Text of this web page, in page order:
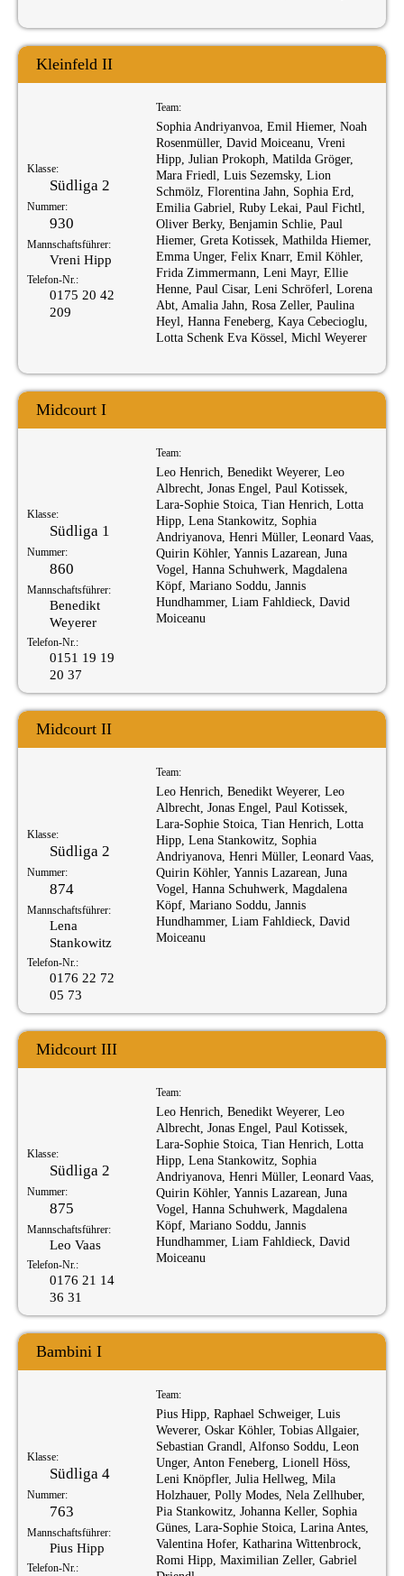
Kleinfeld II
Klasse:
Südliga 2
Nummer:
930
Mannschaftsführer:
Vreni Hipp
Telefon-Nr.:
0175 20 42
209
Team:
Sophia Andriyanvoa, Emil Hiemer, Noah
Rosenmüller, David Moiceanu, Vreni
Hipp, Julian Prokoph, Matilda Gröger,
Mara Friedl, Luis Sezemsky, Lion
Schmölz, Florentina Jahn, Sophia Erd,
Emilia Gabriel, Ruby Lekai, Paul Fichtl,
Oliver Berky, Benjamin Schlie, Paul
Hiemer, Greta Kotissek, Mathilda Hiemer,
Emma Unger, Felix Knarr, Emil Köhler,
Frida Zimmermann, Leni Mayr, Ellie
Henne, Paul Cisar, Leni Schröferl, Lorena
Abt, Amalia Jahn, Rosa Zeller, Paulina
Heyl, Hanna Feneberg, Kaya Cebecioglu,
Lotta Schenk Eva Kössel, Michl Weyerer
Midcourt I
Klasse:
Südliga 1
Nummer:
860
Mannschaftsführer:
Benedikt
Weyerer
Telefon-Nr.:
0151 19 19
20 37
Team:
Leo Henrich, Benedikt Weyerer, Leo
Albrecht, Jonas Engel, Paul Kotissek,
Lara-Sophie Stoica, Tian Henrich, Lotta
Hipp, Lena Stankowitz, Sophia
Andriyanova, Henri Müller, Leonard Vaas,
Quirin Köhler, Yannis Lazarean, Juna
Vogel, Hanna Schuhwerk, Magdalena
Köpf, Mariano Soddu, Jannis
Hundhammer, Liam Fahldieck, David
Moiceanu
Midcourt II
Klasse:
Südliga 2
Nummer:
874
Mannschaftsführer:
Lena
Stankowitz
Telefon-Nr.:
0176 22 72
05 73
Team:
Leo Henrich, Benedikt Weyerer, Leo
Albrecht, Jonas Engel, Paul Kotissek,
Lara-Sophie Stoica, Tian Henrich, Lotta
Hipp, Lena Stankowitz, Sophia
Andriyanova, Henri Müller, Leonard Vaas,
Quirin Köhler, Yannis Lazarean, Juna
Vogel, Hanna Schuhwerk, Magdalena
Köpf, Mariano Soddu, Jannis
Hundhammer, Liam Fahldieck, David
Moiceanu
Midcourt III
Klasse:
Südliga 2
Nummer:
875
Mannschaftsführer:
Leo Vaas
Telefon-Nr.:
0176 21 14
36 31
Team:
Leo Henrich, Benedikt Weyerer, Leo
Albrecht, Jonas Engel, Paul Kotissek,
Lara-Sophie Stoica, Tian Henrich, Lotta
Hipp, Lena Stankowitz, Sophia
Andriyanova, Henri Müller, Leonard Vaas,
Quirin Köhler, Yannis Lazarean, Juna
Vogel, Hanna Schuhwerk, Magdalena
Köpf, Mariano Soddu, Jannis
Hundhammer, Liam Fahldieck, David
Moiceanu
Bambini I
Klasse:
Südliga 4
Nummer:
763
Mannschaftsführer:
Pius Hipp
Telefon-Nr.:
Team:
Pius Hipp, Raphael Schweiger, Luis
Weverer, Oskar Köhler, Tobias Allgaier,
Sebastian Grandl, Alfonso Soddu, Leon
Unger, Anton Feneberg, Lionell Höss,
Leni Knöpfler, Julia Hellweg, Mila
Holzhauer, Polly Modes, Nela Zellhuber,
Pia Stankowitz, Johanna Keller, Sophia
Günes, Lara-Sophie Stoica, Larina Antes,
Valentina Hofer, Katharina Wittenbrock,
Romi Hipp, Maximilian Zeller, Gabriel